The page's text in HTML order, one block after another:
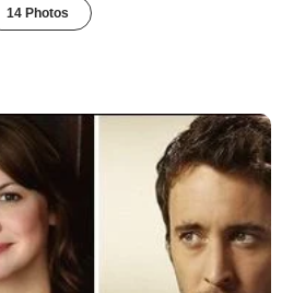
14 Photos